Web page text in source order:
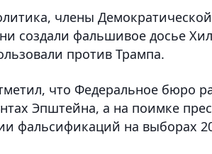
члены
создали фальшивое досье
против Трампа.
что Федеральное бюро
Эпштейна, а на поимке
фальсификаций на выборах